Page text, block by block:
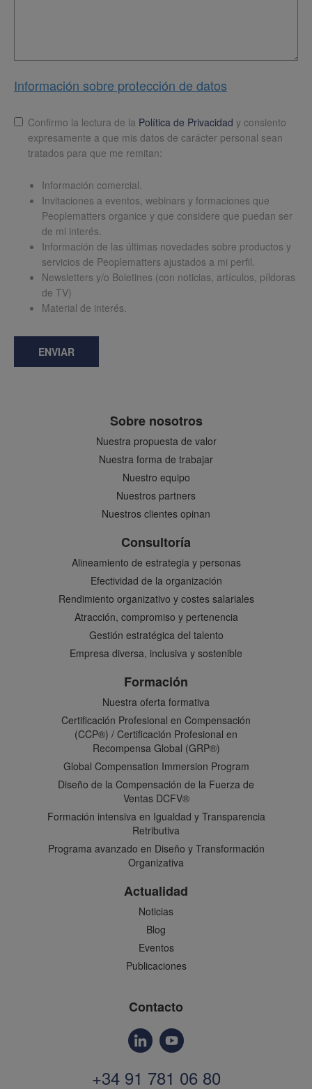
Información sobre protección de datos
LopdConfirmo la lectura de la Política de Privacidad y consiento
expresamente a que mis datos de carácter personal sean
tratados para que me remitan:
Información comercial.
Invitaciones a eventos, webinars y formaciones que
Peoplematters organice y que considere que puedan ser
de mi interés.
Información de las últimas novedades sobre productos y
servicios de Peoplematters ajustados a mi perfil.
Newsletters y/o Boletines (con noticias, artículos, píldoras
de TV)
Material de interés.
ENVIAR
Sobre nosotros
Nuestra propuesta de valor
Nuestra forma de trabajar
Nuestro equipo
Nuestros partners
Nuestros clientes opinan
Consultoría
Alineamiento de estrategia y personas
Efectividad de la organización
Rendimiento organizativo y costes salariales
Atracción, compromiso y pertenencia
Gestión estratégica del talento
Empresa diversa, inclusiva y sostenible
Formación
Nuestra oferta formativa
Certificación Profesional en Compensación
(CCP®) / Certificación Profesional en
Recompensa Global (GRP®)
Global Compensation Immersion Program
Diseño de la Compensación de la Fuerza de
Ventas DCFV®
Formación intensiva en Igualdad y Transparencia
Retributiva
Programa avanzado en Diseño y Transformación
Organizativa
Actualidad
Noticias
Blog
Eventos
Publicaciones
Contacto
+34 91 781 06 80